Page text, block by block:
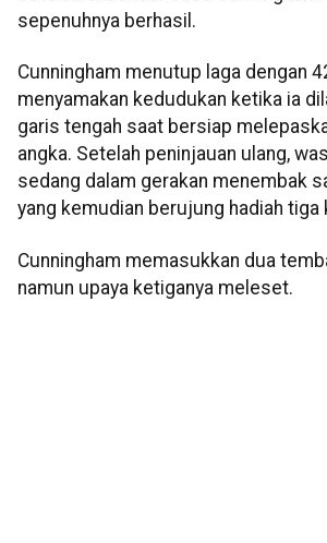
sepenuhnya berhasil.​​​​​​​
Cunningham menutup laga dengan
menyamakan kedudukan ketika ia
garis tengah saat bersiap
angka. Setelah peninjauan ulang,
sedang dalam gerakan menembak
yang kemudian berujung hadiah tiga
Cunningham memasukkan dua
namun upaya ketiganya meleset.​​​​​​​